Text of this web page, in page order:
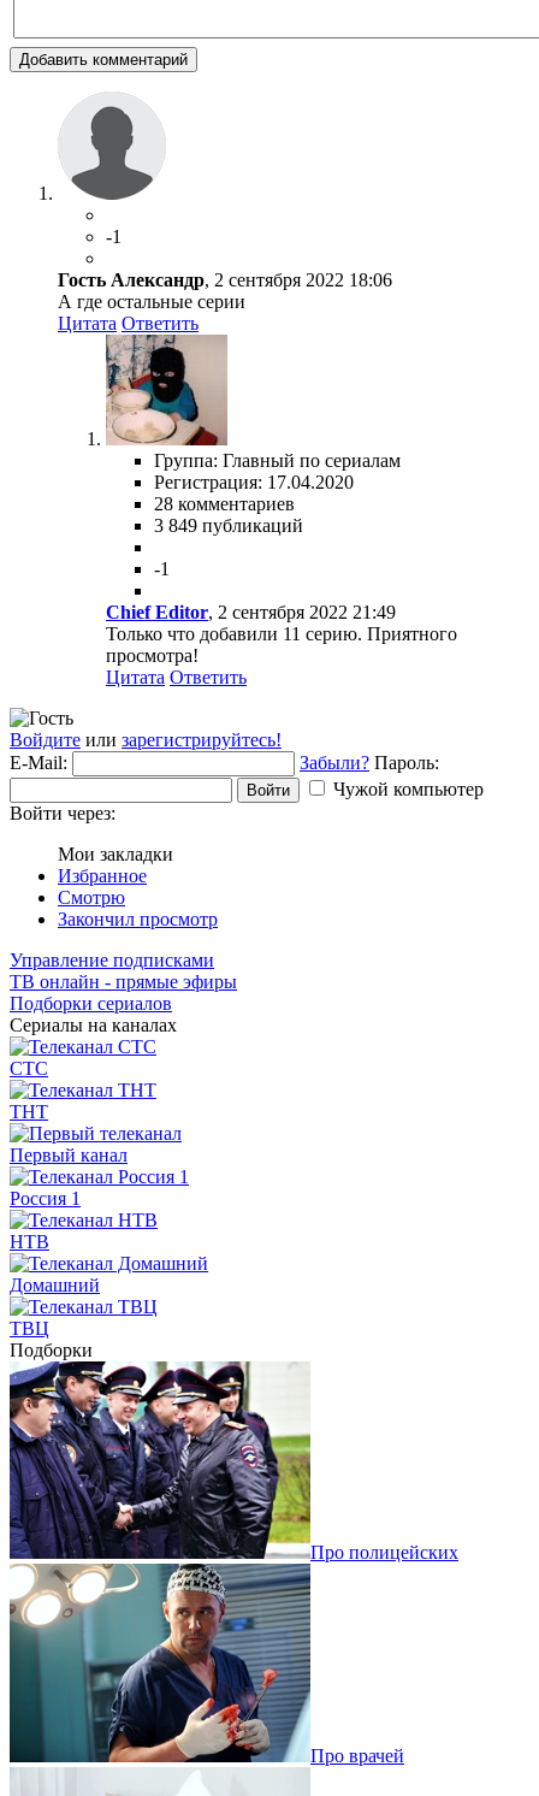
Добавить комментарий
-1
Гость Александр, 2 сентября 2022 18:06
А где остальные серии
Цитата Ответить
Группа: Главный по сериалам
Регистрация: 17.04.2020
28 комментариев
3 849 публикаций
-1
Chief Editor, 2 сентября 2022 21:49
Только что добавили 11 серию. Приятного
просмотра!
Цитата Ответить
Войдите или зарегистрируйтесь!
E-Mail:
Забыли? Пароль:
Войти
Чужой компьютер
Войти через:
Мои закладки
Избранное
Смотрю
Закончил просмотр
Управление подписками
ТВ онлайн - прямые эфиры
Подборки сериалов
Сериалы на каналах
СТС
ТНТ
Первый канал
Россия 1
НТВ
Домашний
ТВЦ
Подборки
Про полицейских
Про врачей